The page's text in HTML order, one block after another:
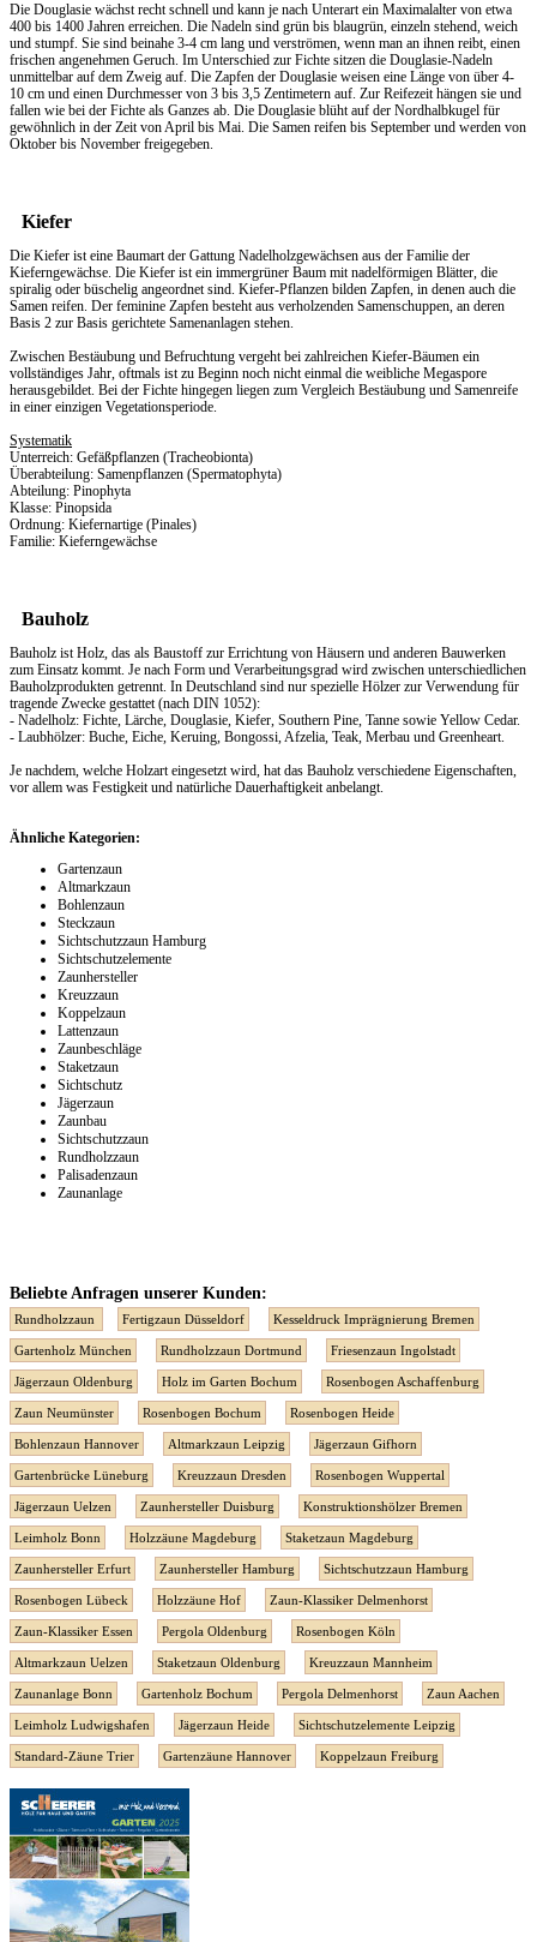
Die Douglasie wächst recht schnell und kann je nach Unterart ein Maximalalter von etwa
400 bis 1400 Jahren erreichen. Die Nadeln sind grün bis blaugrün, einzeln stehend, weich
und stumpf. Sie sind beinahe 3-4 cm lang und verströmen, wenn man an ihnen reibt, einen
frischen angenehmen Geruch. Im Unterschied zur Fichte sitzen die Douglasie-Nadeln
unmittelbar auf dem Zweig auf. Die Zapfen der Douglasie weisen eine Länge von über 4-
10 cm und einen Durchmesser von 3 bis 3,5 Zentimetern auf. Zur Reifezeit hängen sie und
fallen wie bei der Fichte als Ganzes ab. Die Douglasie blüht auf der Nordhalbkugel für
gewöhnlich in der Zeit von April bis Mai. Die Samen reifen bis September und werden von
Oktober bis November freigegeben.
Kiefer
Die Kiefer ist eine Baumart der Gattung Nadelholzgewächsen aus der Familie der
Kieferngewächse. Die Kiefer ist ein immergrüner Baum mit nadelförmigen Blätter, die
spiralig oder büschelig angeordnet sind. Kiefer-Pflanzen bilden Zapfen, in denen auch die
Samen reifen. Der feminine Zapfen besteht aus verholzenden Samenschuppen, an deren
Basis 2 zur Basis gerichtete Samenanlagen stehen.
Zwischen Bestäubung und Befruchtung vergeht bei zahlreichen Kiefer-Bäumen ein
vollständiges Jahr, oftmals ist zu Beginn noch nicht einmal die weibliche Megaspore
herausgebildet. Bei der Fichte hingegen liegen zum Vergleich Bestäubung und Samenreife
in einer einzigen Vegetationsperiode.
Systematik
Unterreich: Gefäßpflanzen (Tracheobionta)
Überabteilung: Samenpflanzen (Spermatophyta)
Abteilung: Pinophyta
Klasse: Pinopsida
Ordnung: Kiefernartige (Pinales)
Familie: Kieferngewächse
Bauholz
Bauholz ist Holz, das als Baustoff zur Errichtung von Häusern und anderen Bauwerken
zum Einsatz kommt. Je nach Form und Verarbeitungsgrad wird zwischen unterschiedlichen
Bauholzprodukten getrennt. In Deutschland sind nur spezielle Hölzer zur Verwendung für
tragende Zwecke gestattet (nach DIN 1052):
- Nadelholz: Fichte, Lärche, Douglasie, Kiefer, Southern Pine, Tanne sowie Yellow Cedar.
- Laubhölzer: Buche, Eiche, Keruing, Bongossi, Afzelia, Teak, Merbau und Greenheart.
Je nachdem, welche Holzart eingesetzt wird, hat das Bauholz verschiedene Eigenschaften,
vor allem was Festigkeit und natürliche Dauerhaftigkeit anbelangt.
Ähnliche Kategorien:
Gartenzaun
Altmarkzaun
Bohlenzaun
Steckzaun
Sichtschutzzaun Hamburg
Sichtschutzelemente
Zaunhersteller
Kreuzzaun
Koppelzaun
Lattenzaun
Zaunbeschläge
Staketzaun
Sichtschutz
Jägerzaun
Zaunbau
Sichtschutzzaun
Rundholzzaun
Palisadenzaun
Zaunanlage
Beliebte Anfragen unserer Kunden:
Rundholzzaun Fertigzaun Düsseldorf Kesseldruck Imprägnierung Bremen
Gartenholz München Rundholzzaun Dortmund Friesenzaun Ingolstadt
Jägerzaun Oldenburg Holz im Garten Bochum Rosenbogen Aschaffenburg
Zaun Neumünster Rosenbogen Bochum Rosenbogen Heide
Bohlenzaun Hannover Altmarkzaun Leipzig Jägerzaun Gifhorn
Gartenbrücke Lüneburg Kreuzzaun Dresden Rosenbogen Wuppertal
Jägerzaun Uelzen Zaunhersteller Duisburg Konstruktionshölzer Bremen
Leimholz Bonn Holzzäune Magdeburg Staketzaun Magdeburg
Zaunhersteller Erfurt Zaunhersteller Hamburg Sichtschutzzaun Hamburg
Rosenbogen Lübeck Holzzäune Hof Zaun-Klassiker Delmenhorst
Zaun-Klassiker Essen Pergola Oldenburg Rosenbogen Köln
Altmarkzaun Uelzen Staketzaun Oldenburg Kreuzzaun Mannheim
Zaunanlage Bonn Gartenholz Bochum Pergola Delmenhorst Zaun Aachen
Leimholz Ludwigshafen Jägerzaun Heide Sichtschutzelemente Leipzig
Standard-Zäune Trier Gartenzäune Hannover Koppelzaun Freiburg